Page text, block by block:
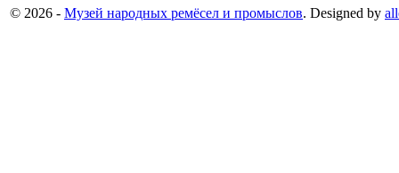
© 2026 - Музей народных ремёсел и промыслов. Designed by